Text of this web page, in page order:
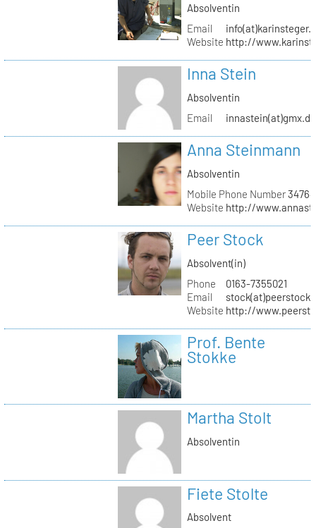
Absolventin
Email
Website http://
Inna Stein
Absolventin
Email
innastein(at)gmx.de
Anna Steinmann
Absolventin
Mobile Phone Number
Website http://
Peer Stock
Absolvent(in)
Phone
0163-7355021
Email
Website http://
Prof. Bente
Stokke
Martha Stolt
Absolventin
Fiete Stolte
Absolvent